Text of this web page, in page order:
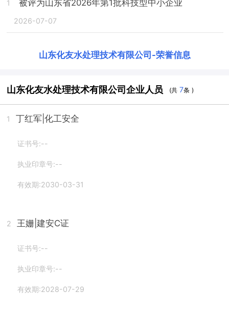
1 被评为山东省2026年第1批科技型中小企业
2026-07-07
山东化友水处理技术有限公司 -荣誉信息
山东化友水处理技术有限公司企业人员 (共7条 )
1 丁红军 |化工安全
证书号:--
执业印章号:--
有效期:2030-03-31
2 王姗 |建安C证
证书号:--
执业印章号:--
有效期:2028-07-29